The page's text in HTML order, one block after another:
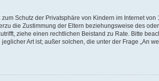
Schutz der Privatsphäre von Kindern im Internet
die Zustimmung der Eltern beziehungsweise des
ziehe einen rechtlichen Beistand zu Rate. Bitte
Art ist; außer solchen, die unter der Frage „An